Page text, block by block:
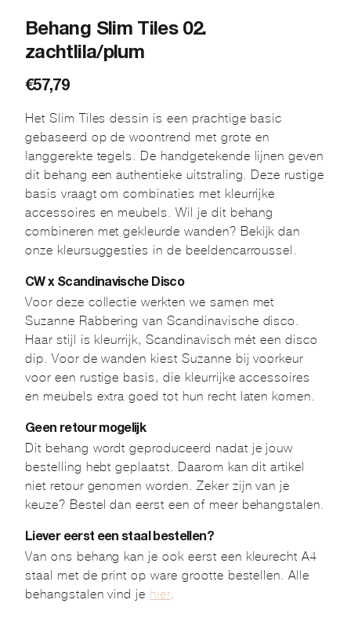
Behang Slim Tiles 02.
zachtlila/plum
€57,79
Het Slim Tiles dessin is een prachtige basic
gebaseerd op de woontrend met grote en
langgerekte tegels. De handgetekende lijnen geven
dit behang een authentieke uitstraling. Deze rustige
basis vraagt om combinaties met kleurrijke
accessoires en meubels. Wil je dit behang
combineren met gekleurde wanden? Bekijk dan
onze kleursuggesties in de beeldencarroussel.
CW x Scandinavische Disco
Voor deze collectie werkten we samen met
Suzanne Rabbering van Scandinavische disco.
Haar stijl is kleurrijk, Scandinavisch mét een disco
dip. Voor de wanden kiest Suzanne bij voorkeur
voor een rustige basis, die kleurrijke accessoires
en meubels extra goed tot hun recht laten komen.
Geen retour mogelijk
Dit behang wordt geproduceerd nadat je jouw
bestelling hebt geplaatst. Daarom kan dit artikel
niet retour genomen worden. Zeker zijn van je
keuze? Bestel dan eerst een of meer behangstalen.
Liever eerst een staal bestellen?
Van ons behang kan je ook eerst een kleurecht A4
staal met de print op ware grootte bestellen. Alle
behangstalen vind je hier